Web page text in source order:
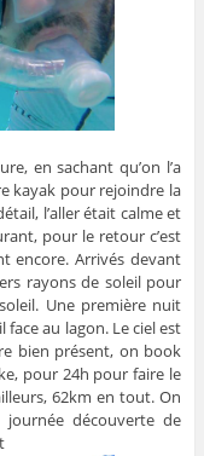
en sachant qu’on l’a
kayak pour rejoindre la
l’aller était calme et
pour le retour c’est
encore. Arrivés devant
rayons de soleil pour
Une première nuit
au lagon. Le ciel est
bien présent, on book
pour 24h pour faire le
62km en tout. On
découverte de